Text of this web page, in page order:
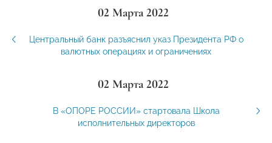
02 Марта 2022
Центральный банк разъяснил указ Президента РФ о
валютных операциях и ограничениях
02 Марта 2022
В «ОПОРЕ РОССИИ» стартовала Школа
исполнительных директоров